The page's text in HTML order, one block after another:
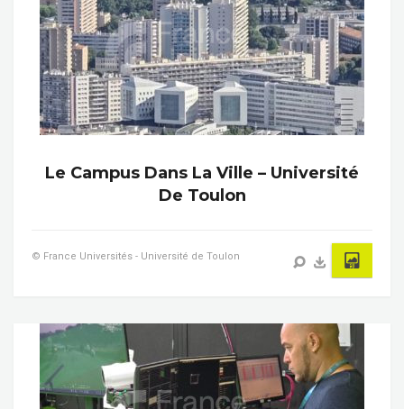
Le Campus Dans La Ville – Université
De Toulon
© France Universités - Université de Toulon